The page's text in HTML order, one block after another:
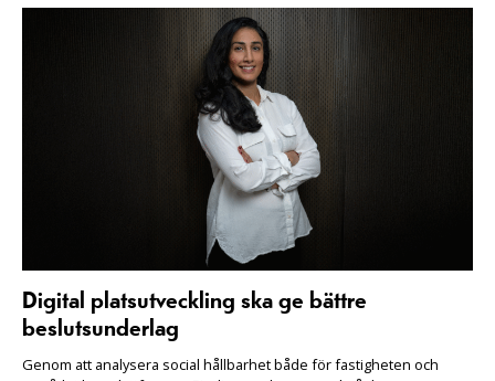
Digital platsutveckling ska ge bättre
beslutsunderlag
Genom att analysera social hållbarhet både för fastigheten och